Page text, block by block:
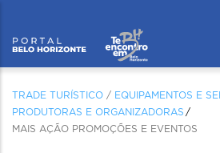
TRADE TURÍSTICO / EQUIPAMENTOS E
PRODUTORAS E ORGANIZADORAS
MAIS AÇÃO PROMOÇÕES E EVENTOS